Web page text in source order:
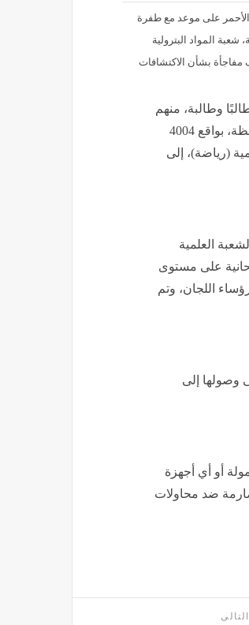
الأحمر على موعد مع طفرة
شعبة المواد البترولية
بشأن الاكتشافات
23 ألفًا و185 طالبًا وطالبة، منهم
22 ألفًا و925 طالبًا بالنظام الجديد، موزعين 45 لجنة امتحانية على مستوى المحافظة، بواقع 4004
العلمية (علوم)، و3084 بالشعبة العلمية (رياضة)، إلى
النظام القديم 260 طالبًا وطالبة، منهم 56 بالشعبة الأدبية، و165 بالشعبة العلمية
ويؤدي الطلاب امتحاناتهم داخل 45 لجنة امتحانية على مستوى
18 استراحة مخصصة ورؤساء اللجان، وتم
وصولها إلى
أو أي أجهزة
ضد محاولات
التالى